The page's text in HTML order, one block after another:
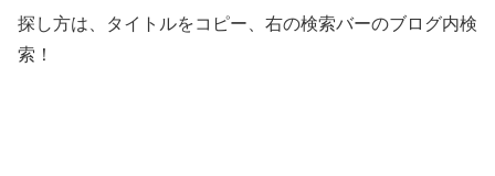
探し方は、タイトルをコピー、右の検索バーのブログ内検
索！